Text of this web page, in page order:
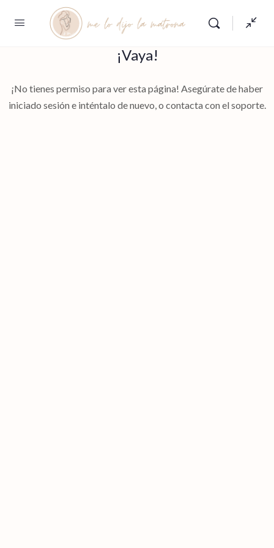
¡Vaya!
¡No tienes permiso para ver esta página! Asegúrate de haber
iniciado sesión e inténtalo de nuevo, o contacta con el soporte.